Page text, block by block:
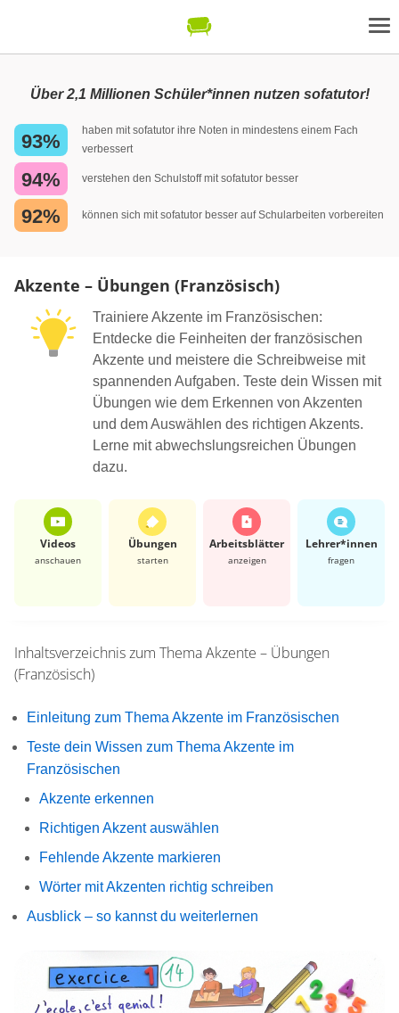
Über 2,1 Millionen Schüler*innen nutzen sofatutor!
93%
haben mit sofatutor ihre Noten in mindestens einem Fach
verbessert
94% verstehen den Schulstoff mit sofatutor besser
92% können sich mit sofatutor besser auf Schularbeiten vorbereiten
Akzente – Übungen (Französisch)
Trainiere Akzente im Französischen:
Entdecke die Feinheiten der französischen
Akzente und meistere die Schreibweise mit
spannenden Aufgaben. Teste dein Wissen mit
Übungen wie dem Erkennen von Akzenten
und dem Auswählen des richtigen Akzents.
Lerne mit abwechslungsreichen Übungen
dazu.
Videos
anschauen
Übungen
starten
Arbeits­blätter
anzeigen
Lehrer*​innen
fragen
Inhaltsverzeichnis zum ThemaAkzente – Übungen
(Französisch)
Einleitung zum Thema Akzente im Französischen
Teste dein Wissen zum Thema Akzente im
Französischen
Akzente erkennen
Richtigen Akzent auswählen
Fehlende Akzente markieren
Wörter mit Akzenten richtig schreiben
Ausblick – so kannst du weiterlernen